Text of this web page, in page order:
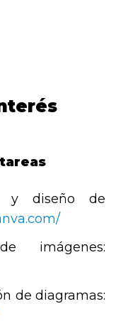
y diseño de
imágenes:
de diagramas: